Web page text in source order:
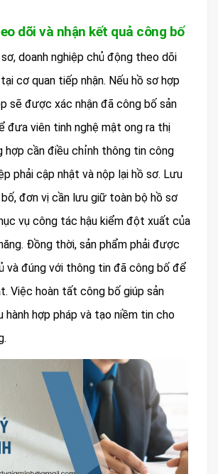
dõi và nhận kết quả công bố
doanh nghiệp chủ động theo dõi
cơ quan tiếp nhận. Nếu hồ sơ hợp
sẽ được xác nhận đã công bố sản
đưa viên tinh nghệ mật ong ra thị
hợp cần điều chỉnh thông tin công
phải cập nhật và nộp lại hồ sơ. Lưu
bố, đơn vị cần lưu giữ toàn bộ hồ sơ
vụ công tác hậu kiểm đột xuất của
Đồng thời, sản phẩm phải được
và đúng với thông tin đã công bố để
Việc hoàn tất công bố giúp sản
hợp pháp và tạo niềm tin cho